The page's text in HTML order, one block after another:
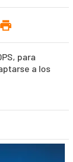
para
a los